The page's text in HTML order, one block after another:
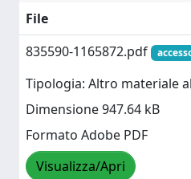
File
835590-1165872.pdf
Tipologia: Altro materiale
Dimensione 947.64 kB
Formato Adobe PDF
Visualizza/Apri